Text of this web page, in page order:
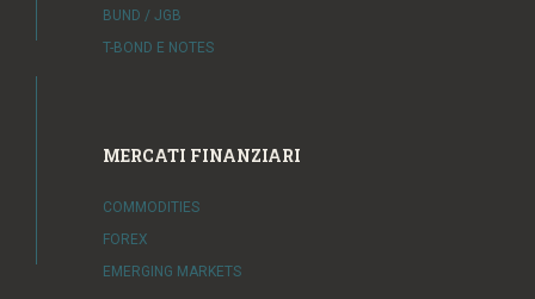
BUND / JGB
T-BOND E NOTES
MERCATI FINANZIARI
COMMODITIES
FOREX
EMERGING MARKETS